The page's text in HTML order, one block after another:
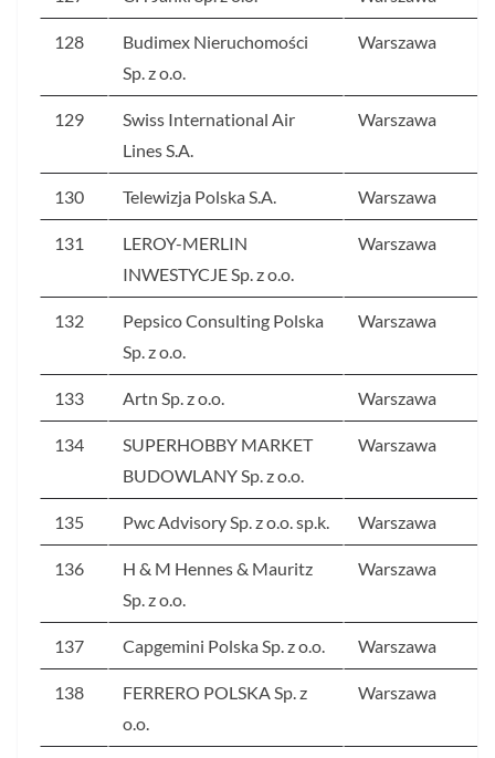
128
Budimex Nieruchomości
Sp. z o.o.
Warszawa
129
Swiss International Air
Lines S.A.
Warszawa
130 Telewizja Polska S.A. Warszawa
131
LEROY-MERLIN
INWESTYCJE Sp. z o.o.
Warszawa
132
Pepsico Consulting Polska
Sp. z o.o.
Warszawa
133 Artn Sp. z o.o. Warszawa
134
SUPERHOBBY MARKET
BUDOWLANY Sp. z o.o.
Warszawa
135 Pwc Advisory Sp. z o.o. sp.k. Warszawa
136
H & M Hennes & Mauritz
Sp. z o.o.
Warszawa
137 Capgemini Polska Sp. z o.o. Warszawa
138
FERRERO POLSKA Sp. z
o.o.
Warszawa